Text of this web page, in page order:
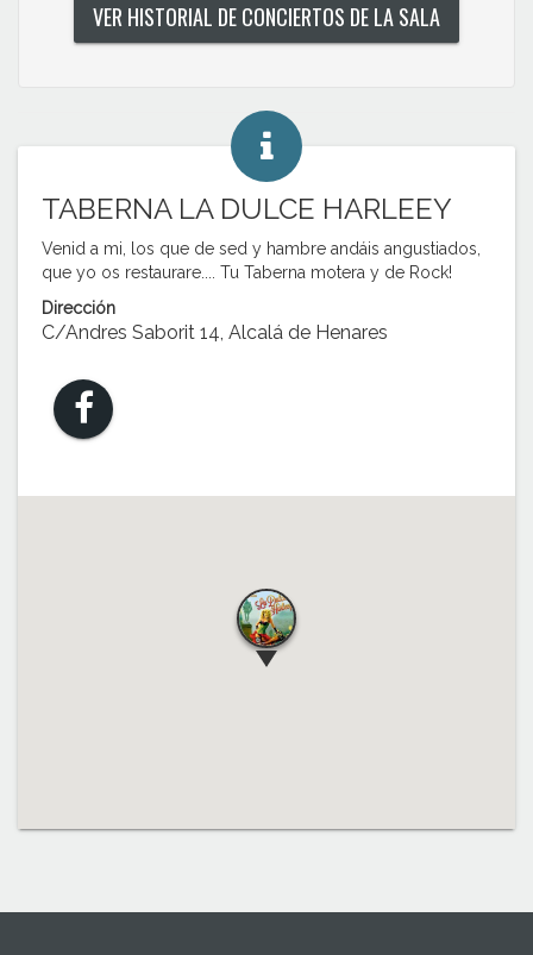
VER HISTORIAL DE CONCIERTOS DE LA SALA
TABERNA LA DULCE HARLEEY
Venid a mi, los que de sed y hambre andáis angustiados,
que yo os restaurare.... Tu Taberna motera y de Rock!
Dirección
C/Andres Saborit 14, Alcalá de Henares